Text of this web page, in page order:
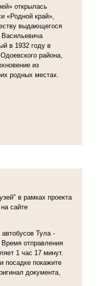
открылась
«Родной край»,
выдающегося
в 1932 году в
района,
из
родных местах.
в рамках проекта
сайте
Тула -
отправления
1 час 17 минут.
посадке покажите
документа,